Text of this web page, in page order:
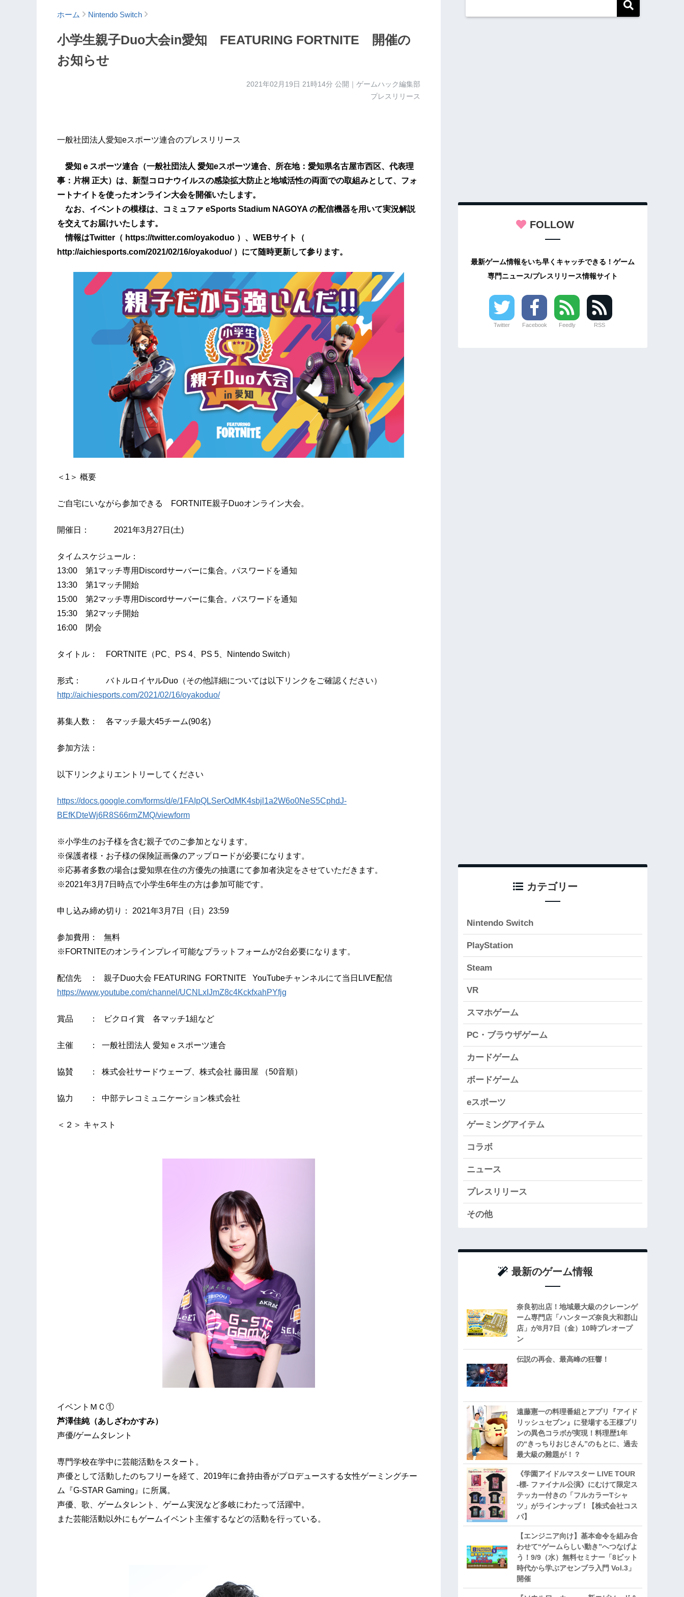
ホーム Nintendo Switch
小学生親子Duo大会in愛知 FEATURING FORTNITE 開催の
お知らせ
2021年02月19日 21時14分 公開｜ゲームハック編集部
プレスリリース
一般社団法人愛知eスポーツ連合のプレスリリース
愛知ｅスポーツ連合（一般社団法人 愛知eスポーツ連合、所在地：愛知県名古屋市西区、代表理
事：片桐 正大）は、新型コロナウイルスの感染拡大防止と地域活性の両面での取組みとして、フォ
ートナイトを使ったオンライン大会を開催いたします。
なお、イベントの模様は、コミュファ eSports Stadium NAGOYA の配信機器を用いて実況解説
を交えてお届けいたします。
情報はTwitter（ https://twitter.com/oyakoduo ）、WEBサイト（
http://aichiesports.com/2021/02/16/oyakoduo/ ）にて随時更新して参ります。
＜1＞ 概要
ご自宅にいながら参加できる FORTNITE親子Duoオンライン大会。
開催日： 2021年3月27日(土)
タイムスケジュール：
13:00 第1マッチ専用Discordサーバーに集合。パスワードを通知
13:30 第1マッチ開始
15:00 第2マッチ専用Discordサーバーに集合。パスワードを通知
15:30 第2マッチ開始
16:00 閉会
タイトル： FORTNITE（PC、PS 4、PS 5、Nintendo Switch）
形式： バトルロイヤルDuo（その他詳細については以下リンクをご確認ください）
http://aichiesports.com/2021/02/16/oyakoduo/
募集人数： 各マッチ最大45チーム(90名)
参加方法：
以下リンクよりエントリーしてください
https://docs.google.com/forms/d/e/1FAIpQLSerOdMK4sbjl1a2W6o0NeS5CphdJ-
BEfKDteWj6R8S66rmZMQ/viewform
※小学生のお子様を含む親子でのご参加となります。
※保護者様・お子様の保険証画像のアップロードが必要になります。
※応募者多数の場合は愛知県在住の方優先の抽選にて参加者決定をさせていただきます。
※2021年3月7日時点で小学生6年生の方は参加可能です。
申し込み締め切り： 2021年3月7日（日）23:59
参加費用： 無料
※FORTNITEのオンラインプレイ可能なプラットフォームが2台必要になります。
配信先 ： 親子Duo大会 FEATURING FORTNITE YouTubeチャンネルにて当日LIVE配信
https://www.youtube.com/channel/UCNLxIJmZ8c4KckfxahPYfjg
賞品 ： ビクロイ賞 各マッチ1組など
主催 ： 一般社団法人 愛知ｅスポーツ連合
協賛 ： 株式会社サードウェーブ、株式会社 藤田屋 （50音順）
協力 ： 中部テレコミュニケーション株式会社
＜２＞ キャスト
イベントＭＣ①
芦澤佳純（あしざわかすみ）
声優/ゲームタレント
専門学校在学中に芸能活動をスタート。
声優として活動したのちフリーを経て、2019年に倉持由香がプロデュースする女性ゲーミングチー
ム『G-STAR Gaming』に所属。
声優、歌、ゲームタレント、ゲーム実況など多岐にわたって活躍中。
また芸能活動以外にもゲームイベント主催するなどの活動を行っている。
FOLLOW
最新ゲーム情報をいち早くキャッチできる！ゲーム
専門ニュース/プレスリリース情報サイト
Twitter Facebook Feedly RSS
カテゴリー
Nintendo Switch
PlayStation
Steam
VR
スマホゲーム
PC・ブラウザゲーム
カードゲーム
ボードゲーム
eスポーツ
ゲーミングアイテム
コラボ
ニュース
プレスリリース
その他
最新のゲーム情報
奈良初出店！地域最大級のクレーンゲ
ーム専門店「ハンターズ奈良大和郡山
店」が8月7日（金）10時プレオープ
ン
伝説の再会、最高峰の狂響！
遠藤憲一の料理番組とアプリ『アイド
リッシュセブン』に登場する王様プリ
ンの異色コラボが実現！料理歴1年
の“きっちりおじさん”のもとに、過去
最大級の難題が！？
《学園アイドルマスター LIVE TOUR
-標- ファイナル公演》にむけて限定ス
テッカー付きの「フルカラーTシャ
ツ」がラインナップ！【株式会社コス
パ】
【エンジニア向け】基本命令を組み合
わせて“ゲームらしい動き”へつなげよ
う！9/9（水）無料セミナー「8ビット
時代から学ぶアセンブラ入門 Vol.3」
開催